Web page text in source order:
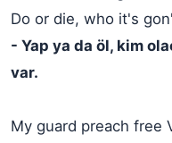
Do or die, who it's
- Yap ya da öl, kim
var.
My guard preach free